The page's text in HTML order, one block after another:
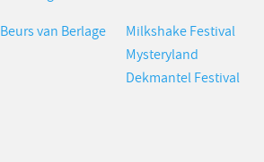
Beurs van Berlage
Milkshake Festival
Mysteryland
Dekmantel Festival